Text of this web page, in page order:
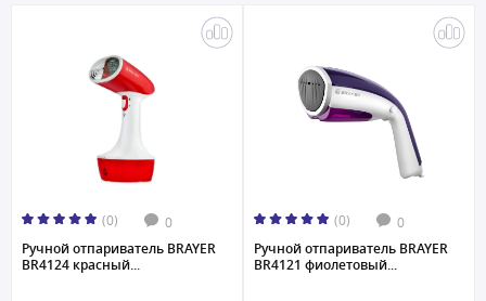
(0) 0
Ручной отпариватель BRAYER
BR4124 красный...
(0) 0
Ручной отпариватель BRAYER
BR4121 фиолетовый...